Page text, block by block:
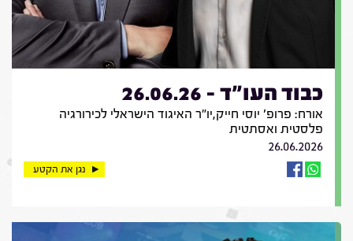
כבוד העו"ד - 26.06.26
אורח: פרופ' יוסי חייק,יו"ר האיגוד הישראלי לכירורגיה
פלסטית ואסתטית
26.06.2026
נגן את הקטע